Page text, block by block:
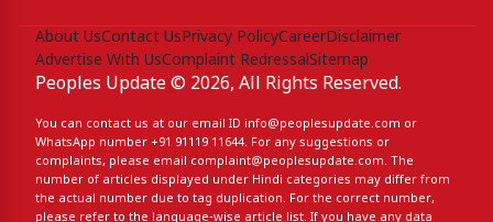
About UsContact UsPrivacy PolicyCareerDisclaimer
Advertise With UsComplaint RedressalSitemap
Peoples Update © 2026, All Rights Reserved.
You can contact us at our email ID info@peoplesupdate.com or
WhatsApp number +91 91119 11644. For any suggestions or
complaints, please email complaint@peoplesupdate.com. The
number of articles displayed under Hindi categories may differ from
the actual number due to tag duplication. For the correct number,
please refer to the language-wise article list. If you have any data